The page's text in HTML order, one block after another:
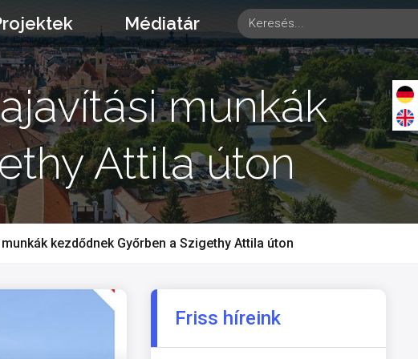
Médiatár
munkák
Attila úton
kezdődnek Győrben a Szigethy Attila úton
Friss híreink